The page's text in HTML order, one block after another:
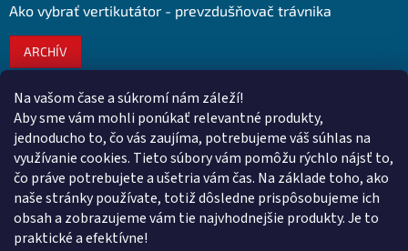
Na vašom čase a súkromí nám záleží!
Aby sme vám mohli ponúkať relevantné produkty,
jednoducho to, čo vás zaujíma, potrebujeme váš súhlas na
využívanie cookies. Tieto súbory vám pomôžu rýchlo nájsť to,
čo práve potrebujete a ušetria vám čas. Na základe toho, ako
naše stránky používate, totiž dôsledne prispôsobujeme ich
obsah a zobrazujeme vám tie najvhodnejšie produkty. Je to
praktické a efektívne!
Ako vybrať vertikutátor - prevzdušňovač trávnika
ARCHÍV
Kontakt
obchod@ euroshopy.sk
0911 931 019
0911 931 019
Facebook Euroshopy